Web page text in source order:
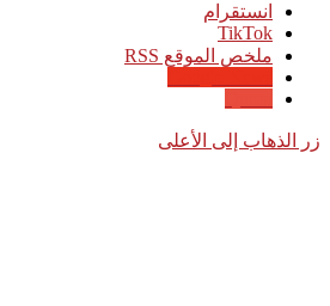
انستقرام
‫TikTok
ملخص الموقع RSS
زر الذهاب إلى الأعلى